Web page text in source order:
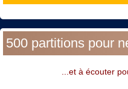
500 partitions pour
...et à écouter